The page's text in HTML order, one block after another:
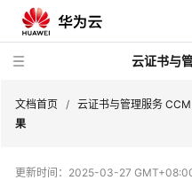
云证书与
新
文档首页 / 云证书与管理服务 CCM
果
更新时间： 2025-03-27